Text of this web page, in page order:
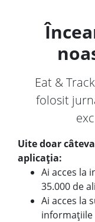
Eat &
folosit
Uite doar
aplicația:
Ai acces la
35.000 de
Ai acces la